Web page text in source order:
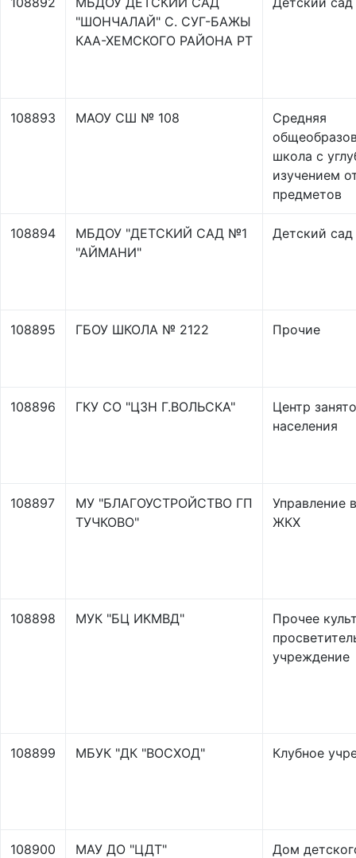
"ШОНЧАЛАЙ" С. СУГ-БАЖЫ
КАА-ХЕМСКОГО РАЙОНА РТ
108893 МАОУ СШ № 108
Средняя
школа с
изучением
предметов
108894
МБДОУ "ДЕТСКИЙ САД №1
"АЙМАНИ"
Детский сад
108895 ГБОУ ШКОЛА № 2122 Прочие
108896 ГКУ СО "ЦЗН Г.ВОЛЬСКА"
Центр
населения
108897
МУ "БЛАГОУСТРОЙСТВО ГП
ТУЧКОВО"
Управление
ЖКХ
108898 МУК "БЦ ИКМВД"
Прочее
учреждение
108899 МБУК "ДК "ВОСХОД" Клубное
108900 МАУ ДО "ЦДТ"
Дом